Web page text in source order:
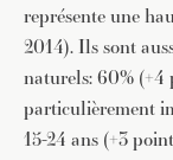
représente une
2014). Ils sont
naturels: 60% (+4
particulièrement
15-24 ans (+3